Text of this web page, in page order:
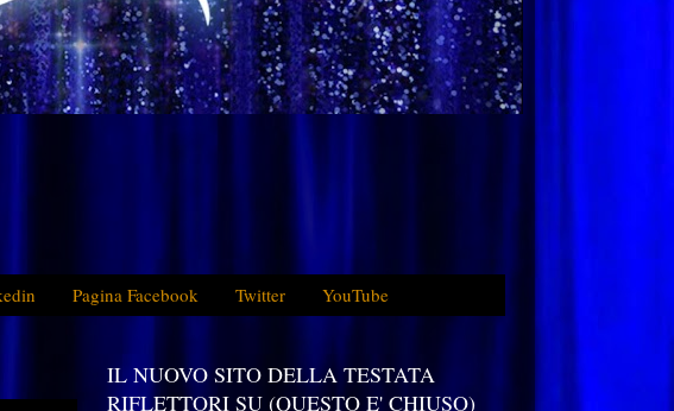
Pagina Facebook Twitter YouTube
IL NUOVO SITO DELLA TESTATA
RIFLETTORI SU (QUESTO E' CHIUSO)